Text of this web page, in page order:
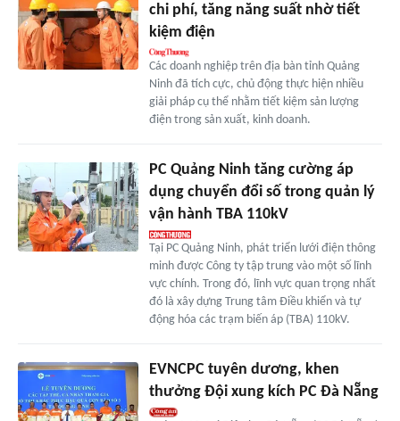
chi phí, tăng năng suất nhờ tiết
kiệm điện
Các doanh nghiệp trên địa bàn tỉnh Quảng
Ninh đã tích cực, chủ động thực hiện nhiều
giải pháp cụ thể nhằm tiết kiệm sản lượng
điện trong sản xuất, kinh doanh.
PC Quảng Ninh tăng cường áp
dụng chuyển đổi số trong quản lý
vận hành TBA 110kV
Tại PC Quảng Ninh, phát triển lưới điện thông
minh được Công ty tập trung vào một số lĩnh
vực chính. Trong đó, lĩnh vực quan trọng nhất
đó là xây dựng Trung tâm Điều khiển và tự
động hóa các trạm biến áp (TBA) 110kV.
EVNCPC tuyên dương, khen
thưởng Đội xung kích PC Đà Nẵng